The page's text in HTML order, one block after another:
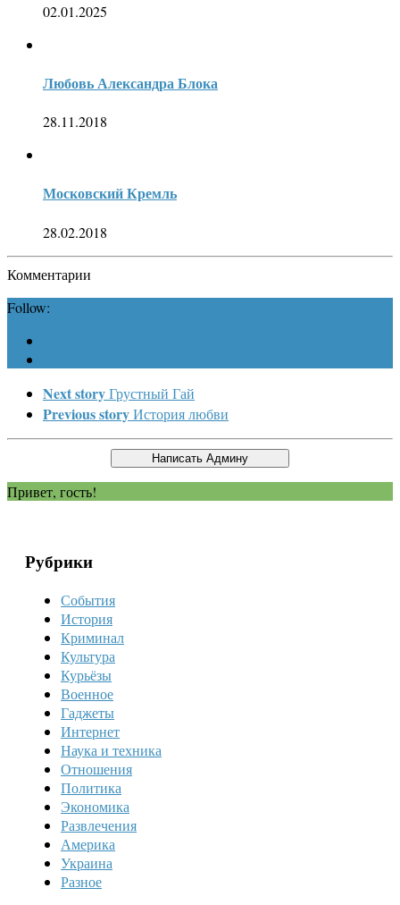
02.01.2025
Любовь Александра Блока
28.11.2018
Московский Кремль
28.02.2018
Комментарии
Follow:
Next storyГрустный Гай
Previous storyИстория любви
Привет, гость!
Рубрики
События
История
Криминал
Культура
Курьёзы
Военное
Гаджеты
Интернет
Наука и техника
Отношения
Политика
Экономика
Развлечения
Америка
Украина
Разное